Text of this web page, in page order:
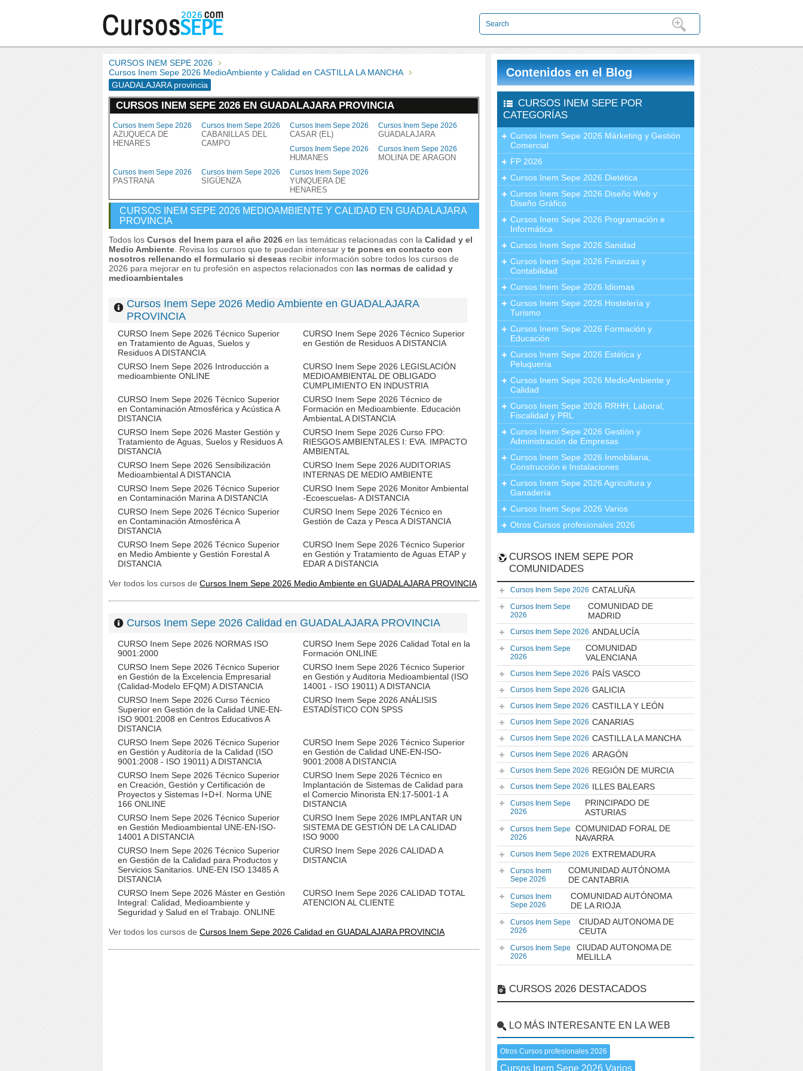
CURSOS INEM SEPE 2026
Cursos Inem Sepe 2026 MedioAmbiente y Calidad en CASTILLA LA MANCHA
GUADALAJARA provincia
CURSOS INEM SEPE 2026 EN GUADALAJARA PROVINCIA
Cursos Inem Sepe 2026
AZUQUECA DE
HENARES
Cursos Inem Sepe 2026
CABANILLAS DEL
CAMPO
Cursos Inem Sepe 2026
CASAR (EL)
Cursos Inem Sepe 2026
GUADALAJARA
Cursos Inem Sepe 2026
HUMANES
Cursos Inem Sepe 2026
MOLINA DE ARAGON
Cursos Inem Sepe 2026
PASTRANA
Cursos Inem Sepe 2026
SIGÜENZA
Cursos Inem Sepe 2026
YUNQUERA DE
HENARES
CURSOS INEM SEPE 2026 MEDIOAMBIENTE Y CALIDAD EN GUADALAJARA
PROVINCIA
Todos los Cursos del Inem para el año 2026 en las temáticas relacionadas con la Calidad y el
Medio Ambiente . Revisa los cursos que te puedan interesar y te pones en contacto con
nosotros rellenando el formulario si deseas recibir información sobre todos los cursos de
2026 para mejorar en tu profesión en aspectos relacionados con las normas de calidad y
medioambientales
Cursos Inem Sepe 2026 Medio Ambiente en GUADALAJARA
PROVINCIA
CURSO Inem Sepe 2026 Técnico Superior
en Tratamiento de Aguas, Suelos y
Residuos A DISTANCIA
CURSO Inem Sepe 2026 Técnico Superior
en Gestión de Residuos A DISTANCIA
CURSO Inem Sepe 2026 Introducción a
medioambiente ONLINE
CURSO Inem Sepe 2026 LEGISLACIÓN
MEDIOAMBIENTAL DE OBLIGADO
CUMPLIMIENTO EN INDUSTRIA
CURSO Inem Sepe 2026 Técnico Superior
en Contaminación Atmosférica y Acústica A
DISTANCIA
CURSO Inem Sepe 2026 Técnico de
Formación en Medioambiente. Educación
AmbientaL A DISTANCIA
CURSO Inem Sepe 2026 Master Gestión y
Tratamiento de Aguas, Suelos y Residuos A
DISTANCIA
CURSO Inem Sepe 2026 Curso FPO:
RIESGOS AMBIENTALES I: EVA. IMPACTO
AMBIENTAL
CURSO Inem Sepe 2026 Sensibilización
Medioambiental A DISTANCIA
CURSO Inem Sepe 2026 AUDITORIAS
INTERNAS DE MEDIO AMBIENTE
CURSO Inem Sepe 2026 Técnico Superior
en Contaminación Marina A DISTANCIA
CURSO Inem Sepe 2026 Monitor Ambiental
-Ecoescuelas- A DISTANCIA
CURSO Inem Sepe 2026 Técnico Superior
en Contaminación Atmosférica A
DISTANCIA
CURSO Inem Sepe 2026 Técnico en
Gestión de Caza y Pesca A DISTANCIA
CURSO Inem Sepe 2026 Técnico Superior
en Medio Ambiente y Gestión Forestal A
DISTANCIA
CURSO Inem Sepe 2026 Técnico Superior
en Gestión y Tratamiento de Aguas ETAP y
EDAR A DISTANCIA
Ver todos los cursos de Cursos Inem Sepe 2026 Medio Ambiente en GUADALAJARA PROVINCIA
Cursos Inem Sepe 2026 Calidad en GUADALAJARA PROVINCIA
CURSO Inem Sepe 2026 NORMAS ISO
9001:2000
CURSO Inem Sepe 2026 Calidad Total en la
Formación ONLINE
CURSO Inem Sepe 2026 Técnico Superior
en Gestión de la Excelencia Empresarial
(Calidad-Modelo EFQM) A DISTANCIA
CURSO Inem Sepe 2026 Técnico Superior
en Gestión y Auditoria Medioambiental (ISO
14001 - ISO 19011) A DISTANCIA
CURSO Inem Sepe 2026 Curso Técnico
Superior en Gestión de la Calidad UNE-EN-
ISO 9001:2008 en Centros Educativos A
DISTANCIA
CURSO Inem Sepe 2026 ANÁLISIS
ESTADÍSTICO CON SPSS
CURSO Inem Sepe 2026 Técnico Superior
en Gestión y Auditoría de la Calidad (ISO
9001:2008 - ISO 19011) A DISTANCIA
CURSO Inem Sepe 2026 Técnico Superior
en Gestión de Calidad UNE-EN-ISO-
9001:2008 A DISTANCIA
CURSO Inem Sepe 2026 Técnico Superior
en Creación, Gestión y Certificación de
Proyectos y Sistemas I+D+I. Norma UNE
166 ONLINE
CURSO Inem Sepe 2026 Técnico en
Implantación de Sistemas de Calidad para
el Comercio Minorista EN:17-5001-1 A
DISTANCIA
CURSO Inem Sepe 2026 Técnico Superior
en Gestión Medioambiental UNE-EN-ISO-
14001 A DISTANCIA
CURSO Inem Sepe 2026 IMPLANTAR UN
SISTEMA DE GESTIÓN DE LA CALIDAD
ISO 9000
CURSO Inem Sepe 2026 Técnico Superior
en Gestión de la Calidad para Productos y
Servicios Sanitarios. UNE-EN ISO 13485 A
DISTANCIA
CURSO Inem Sepe 2026 CALIDAD A
DISTANCIA
CURSO Inem Sepe 2026 Máster en Gestión
Integral: Calidad, Medioambiente y
Seguridad y Salud en el Trabajo. ONLINE
CURSO Inem Sepe 2026 CALIDAD TOTAL
ATENCION AL CLIENTE
Ver todos los cursos de Cursos Inem Sepe 2026 Calidad en GUADALAJARA PROVINCIA
Contenidos en el Blog
CURSOS INEM SEPE POR
CATEGORÍAS
Cursos Inem Sepe 2026 Márketing y Gestión
Comercial
FP 2026
Cursos Inem Sepe 2026 Dietética
Cursos Inem Sepe 2026 Diseño Web y
Diseño Gráfico
Cursos Inem Sepe 2026 Programación e
Informática
Cursos Inem Sepe 2026 Sanidad
Cursos Inem Sepe 2026 Finanzas y
Contabilidad
Cursos Inem Sepe 2026 Idiomas
Cursos Inem Sepe 2026 Hostelería y
Turismo
Cursos Inem Sepe 2026 Formación y
Educación
Cursos Inem Sepe 2026 Estética y
Peluquería
Cursos Inem Sepe 2026 MedioAmbiente y
Calidad
Cursos Inem Sepe 2026 RRHH, Laboral,
Fiscalidad y PRL
Cursos Inem Sepe 2026 Gestión y
Administración de Empresas
Cursos Inem Sepe 2026 Inmobiliaria,
Construcción e Instalaciones
Cursos Inem Sepe 2026 Agricultura y
Ganadería
Cursos Inem Sepe 2026 Varios
Otros Cursos profesionales 2026
CURSOS INEM SEPE POR
COMUNIDADES
Cursos Inem Sepe 2026 CATALUÑA
Cursos Inem Sepe
2026
COMUNIDAD DE
MADRID
Cursos Inem Sepe 2026 ANDALUCÍA
Cursos Inem Sepe
2026
COMUNIDAD
VALENCIANA
Cursos Inem Sepe 2026 PAÍS VASCO
Cursos Inem Sepe 2026 GALICIA
Cursos Inem Sepe 2026 CASTILLA Y LEÓN
Cursos Inem Sepe 2026 CANARIAS
Cursos Inem Sepe 2026 CASTILLA LA MANCHA
Cursos Inem Sepe 2026 ARAGÓN
Cursos Inem Sepe 2026 REGIÓN DE MURCIA
Cursos Inem Sepe 2026 ILLES BALEARS
Cursos Inem Sepe
2026
PRINCIPADO DE
ASTURIAS
Cursos Inem Sepe
2026
COMUNIDAD FORAL DE
NAVARRA
Cursos Inem Sepe 2026 EXTREMADURA
Cursos Inem
Sepe 2026
COMUNIDAD AUTÓNOMA
DE CANTABRIA
Cursos Inem
Sepe 2026
COMUNIDAD AUTÓNOMA
DE LA RIOJA
Cursos Inem Sepe
2026
CIUDAD AUTONOMA DE
CEUTA
Cursos Inem Sepe
2026
CIUDAD AUTONOMA DE
MELILLA
CURSOS 2026 DESTACADOS
LO MÁS INTERESANTE EN LA WEB
Otros Cursos profesionales 2026
Cursos Inem Sepe 2026 Varios